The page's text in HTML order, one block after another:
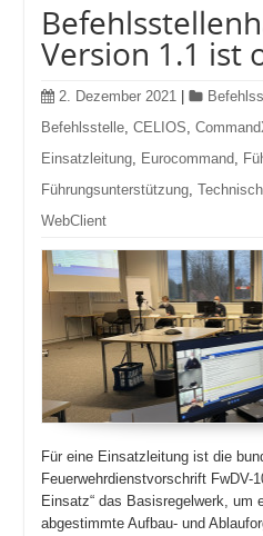
Version 1.1 ist
2. Dezember 2021
Befehlsstelle,CELIOS,
Einsatzleitung, Eurocommand,
Führungsunterstützung,
WebClient
Für eine Einsatzleitung ist die
Feuerwehrdienstvorschrift FwDV-
Ein­satz“ das Basisregelwerk, um
abgestimmte Aufbau- und